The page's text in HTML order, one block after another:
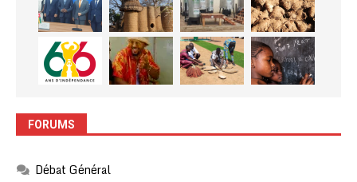
FORUMS
Débat Général